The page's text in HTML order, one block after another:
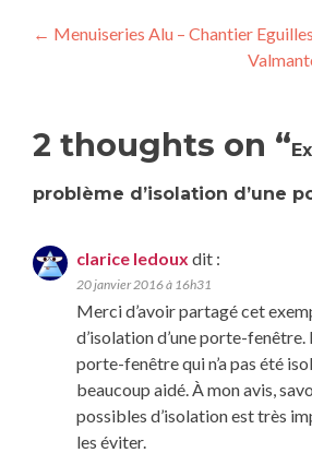
Navigation
← Menuiseries Alu – Chantier Eguilles
2 thoughts on “
problème d’isolation d’une
clarice ledoux dit :
20 janvier 2016 à 16h31
Merci d’avoir partagé cet
d’isolation d’une porte-fenêtre.
porte-fenêtre qui n’a pas été
beaucoup aidé. À mon avis,
possibles d’isolation est très
les éviter.